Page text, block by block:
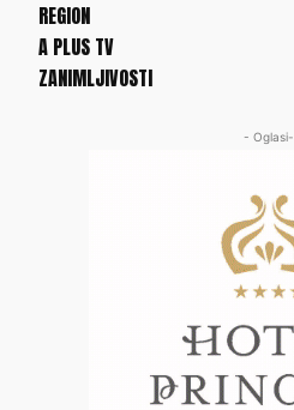
REGION
A PLUS TV
ZANIMLJIVOSTI
- Oglasi-